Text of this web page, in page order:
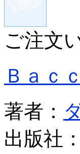
ご注文
Ｂａｃ
著者：
出版社：